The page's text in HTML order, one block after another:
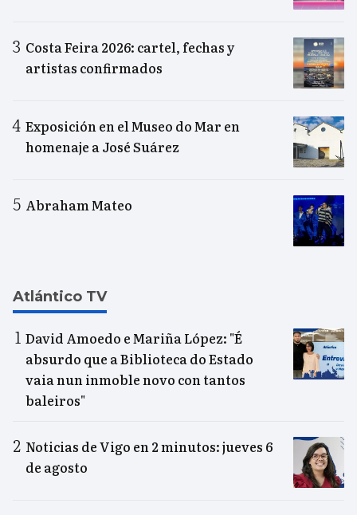
Costa Feira 2026: cartel, fechas y
artistas confirmados
Exposición en el Museo do Mar en
homenaje a José Suárez
Abraham Mateo
Atlántico TV
David Amoedo e Mariña López: "É
absurdo que a Biblioteca do Estado
vaia nun inmoble novo con tantos
baleiros"
Noticias de Vigo en 2 minutos: jueves 6
de agosto